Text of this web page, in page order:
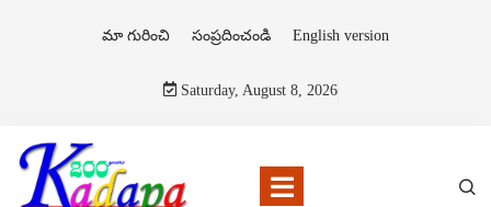
మా గురించి సంప్రదించండి English version
Saturday, August 8, 2026